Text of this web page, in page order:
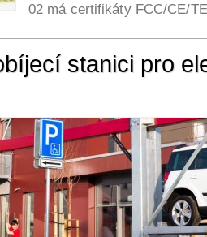
02 má certifikáty FCC/CE/
stanici pro